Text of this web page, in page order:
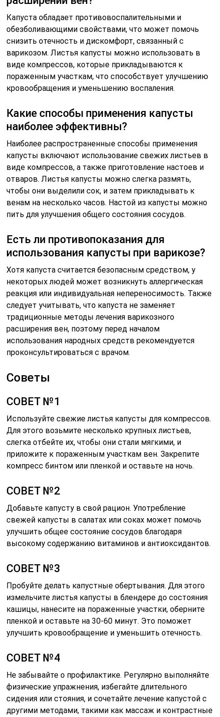
Капуста обладает противовоспалительными и
обезболивающими свойствами, что может помочь
снизить отечность и дискомфорт, связанный с
варикозом. Листья капусты можно использовать в
виде компрессов, которые прикладываются к
пораженным участкам, что способствует улучшению
кровообращения и уменьшению воспаления.
Какие способы применения капусты
наиболее эффективны?
Наиболее распространенные способы применения
капусты включают использование свежих листьев в
виде компрессов, а также приготовление настоев и
отваров. Листья капусты можно слегка размять,
чтобы они выделили сок, и затем прикладывать к
венам на несколько часов. Настой из капусты можно
пить для улучшения общего состояния сосудов.
Есть ли противопоказания для
использования капусты при варикозе?
Хотя капуста считается безопасным средством, у
некоторых людей может возникнуть аллергическая
реакция или индивидуальная непереносимость. Также
следует учитывать, что капуста не заменяет
традиционные методы лечения варикозного
расширения вен, поэтому перед началом
использования народных средств рекомендуется
проконсультироваться с врачом.
Советы
СОВЕТ №1
Используйте свежие листья капусты для компрессов.
Для этого возьмите несколько крупных листьев,
слегка отбейте их, чтобы они стали мягкими, и
приложите к пораженным участкам вен. Закрепите
компресс бинтом или пленкой и оставьте на ночь.
СОВЕТ №2
Добавьте капусту в свой рацион. Употребление
свежей капусты в салатах или соках может помочь
улучшить общее состояние сосудов благодаря
высокому содержанию витаминов и антиоксидантов.
СОВЕТ №3
Пробуйте делать капустные обертывания. Для этого
измельчите листья капусты в блендере до состояния
кашицы, нанесите на пораженные участки, оберните
пленкой и оставьте на 30-60 минут. Это поможет
улучшить кровообращение и уменьшить отечность.
СОВЕТ №4
Не забывайте о профилактике. Регулярно выполняйте
физические упражнения, избегайте длительного
сидения или стояния, и сочетайте лечение капустой с
другими методами, такими как массаж и контрастные